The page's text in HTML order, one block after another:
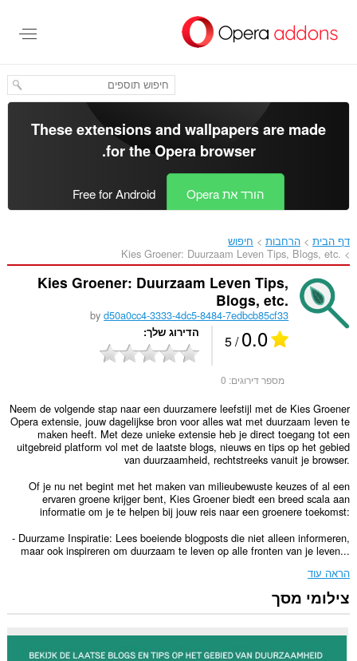
העיקרי
These extensions and wallpapers are made
for theOpera browser
.
הורד את Opera Free for Android
דף הבית הרחבות
חיפוש
Kies Groener: Duurzaam Leven Tips, Blogs, etc.‎
Kies Groener: Duurzaam Leven Tips,
Blogs, etc.
byd50a0cc4-3333-4dc5-8484-7edbcb85cf33
0.0
/ 5 הדירוג שלך
מספר דירוגים: 0
Neem de volgende stap naar een duurzamere leefstijl met de Kies Groener
Opera extensie, jouw dagelijkse bron voor alles wat met duurzaam leven te
maken heeft. Met deze unieke extensie heb je direct toegang tot een
uitgebreid platform vol met de laatste blogs, nieuws en tips op het gebied
van duurzaamheid, rechtstreeks vanuit je browser.
Of je nu net begint met het maken van milieubewuste keuzes of al een
ervaren groene krijger bent, Kies Groener biedt een breed scala aan
informatie om je te helpen bij jouw reis naar een groenere toekomst:
- Duurzame Inspiratie: Lees boeiende blogposts die niet alleen informeren,
maar ook inspireren om duurzaam te leven op alle fronten van je leven...
הראה עוד
צילומי מסך